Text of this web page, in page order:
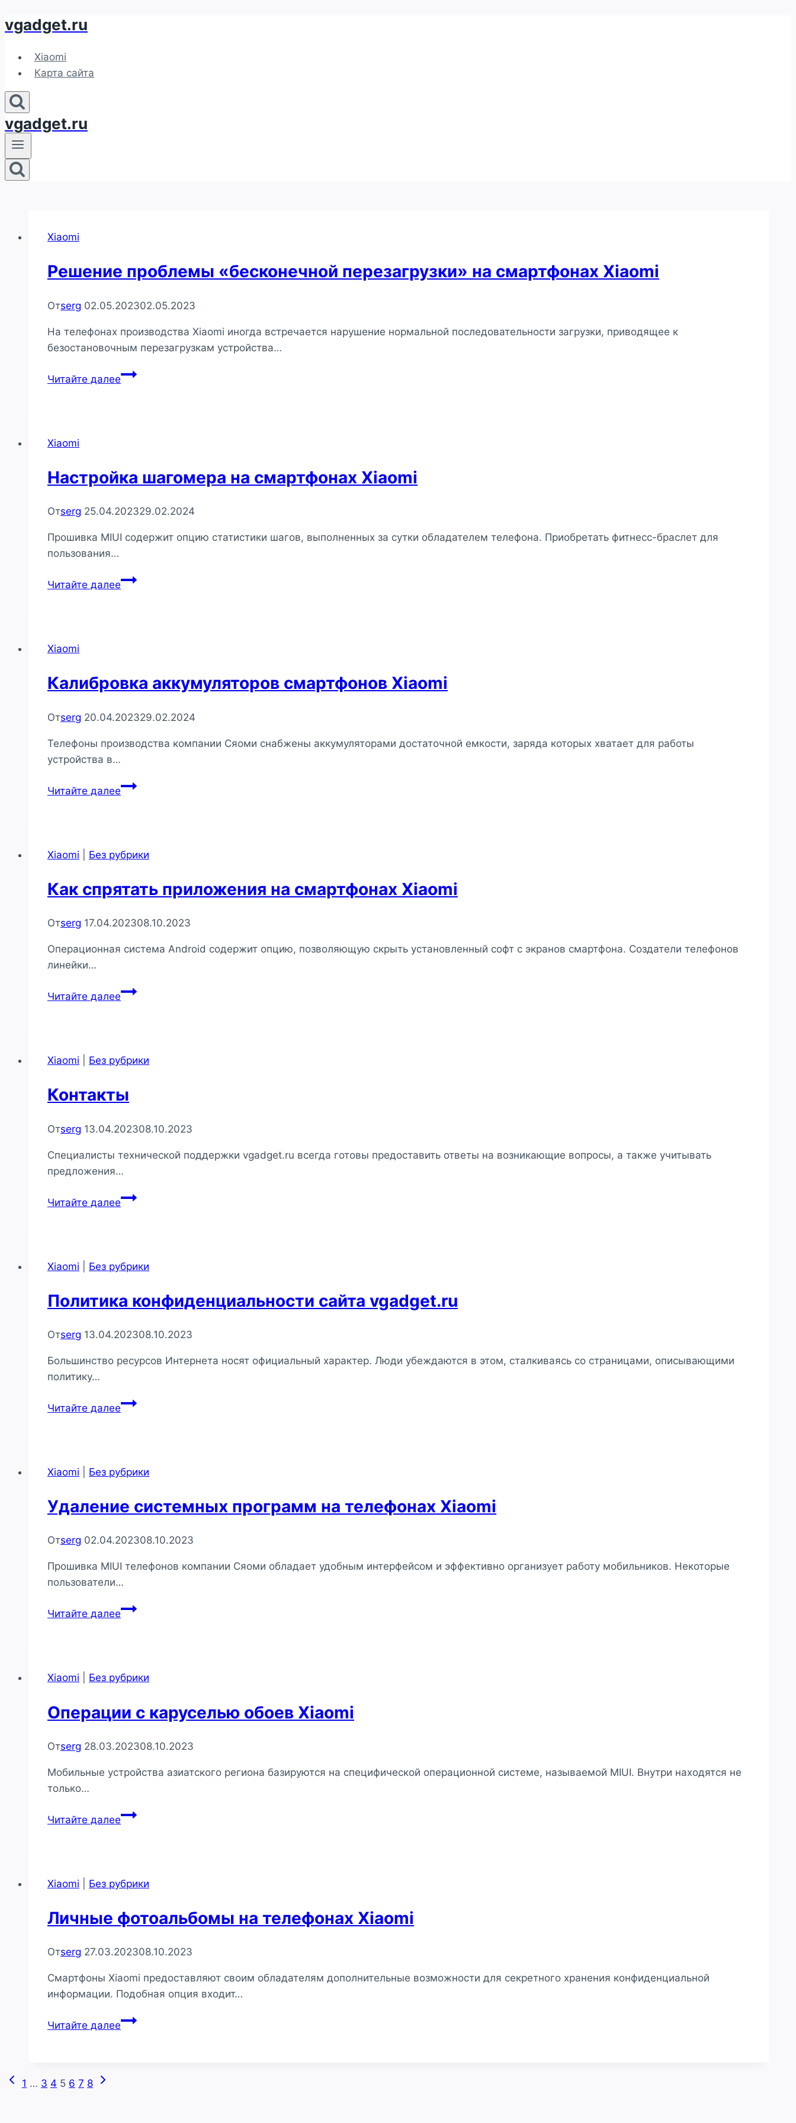
Перейти
содержимому
vgadget.ru
Xiaomi
Карта сайта
vgadget.ru
Xiaomi
Решение проблемы «бесконечной перезагрузки» на смартфонах Xiaomi
Отserg 02.05.202302.05.2023
На телефонах производства Xiaomi иногда встречается нарушение нормальной последовательности загрузки, приводящее к
безостановочным перезагрузкам устройства…
Читайте далееРешение
Xiaomi
Настройка шагомера на смартфонах Xiaomi
Отserg 25.04.202329.02.2024
Прошивка MIUI содержит опцию статистики шагов, выполненных за сутки обладателем телефона. Приобретать фитнесс-браслет для
пользования…
Читайте далееНастройка
Xiaomi
Калибровка аккумуляторов смартфонов Xiaomi
Отserg 20.04.202329.02.2024
Телефоны производства компании Сяоми снабжены аккумуляторами достаточной емкости, заряда которых хватает для работы
устройства в…
Читайте далееКалибровка
Xiaomi
Без рубрики
Как спрятать приложения на смартфонах Xiaomi
Отserg 17.04.202308.10.2023
Операционная система Android содержит опцию, позволяющую скрыть установленный софт с экранов смартфона. Создатели телефонов
линейки…
Читайте далееКак
смартфонах
Xiaomi Без рубрики
Контакты
Отserg 13.04.202308.10.2023
Специалисты технической поддержки vgadget.ru всегда готовы предоставить ответы на возникающие вопросы, а также учитывать
предложения…
Читайте далееКонтакты
Xiaomi Без рубрики
Политика конфиденциальности сайта vgadget.ru
Отserg 13.04.202308.10.2023
Большинство ресурсов Интернета носят официальный характер. Люди убеждаются в этом, сталкиваясь со страницами, описывающими
политику…
Читайте далееПолитика
Xiaomi
Без рубрики
Удаление системных программ на телефонах Xiaomi
Отserg 02.04.202308.10.2023
Прошивка MIUI телефонов компании Сяоми обладает удобным интерфейсом и эффективно организует работу мобильников. Некоторые
пользователи…
Читайте далееУдаление
телефонах
Xiaomi Без рубрики
Операции с каруселью обоев Xiaomi
Отserg 28.03.202308.10.2023
Мобильные устройства азиатского региона базируются на специфической операционной системе, называемой MIUI. Внутри находятся не
только…
Читайте далееОперации
Xiaomi
Xiaomi Без рубрики
Личные фотоальбомы на телефонах Xiaomi
Отserg 27.03.202308.10.2023
Смартфоны Xiaomi предоставляют своим обладателям дополнительные возможности для секретного хранения конфиденциальной
информации. Подобная опция входит…
Читайте далееЛичные
Навигация
Предыдущая
1 … 3 4 5 6 7 8
Следующая